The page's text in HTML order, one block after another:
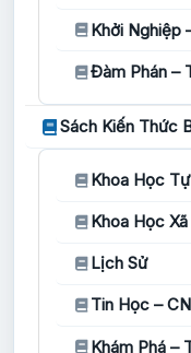
Khởi Nghiệp
Đàm Phán –
Sách Kiến Thức
Khoa Học
Khoa Học
Lịch Sử
Tin Học –
Khám Phá –